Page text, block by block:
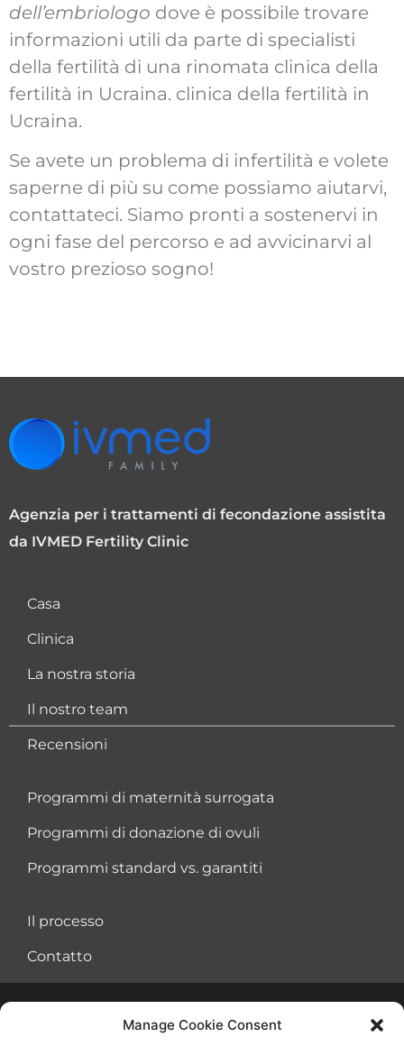
Manage Cookie Consent
dell’embriologo dove è possibile trovare
informazioni utili da parte di specialisti
della fertilità di una rinomata clinica della
fertilità in Ucraina. clinica della fertilità in
Ucraina.
Se avete un problema di infertilità e volete
saperne di più su come possiamo aiutarvi,
contattateci. Siamo pronti a sostenervi in
ogni fase del percorso e ad avvicinarvi al
vostro prezioso sogno!
Agenzia per i trattamenti di fecondazione assistita
da IVMED Fertility Clinic
Casa
Clinica
La nostra storia
Il nostro team
Recensioni
Programmi di maternità surrogata
Programmi di donazione di ovuli
Programmi standard vs. garantiti
Il processo
Contatto
Accordo sulle condizioni di utilizzo